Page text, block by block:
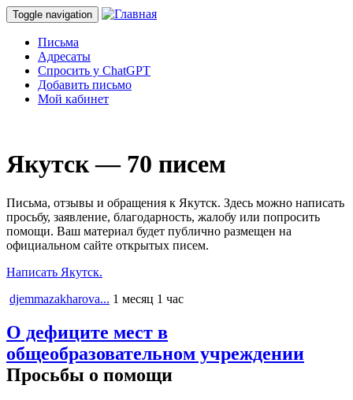
Toggle navigation
Письма
Адресаты
Спросить у ChatGPT
Добавить письмо
Мой кабинет
Якутск — 70 писем
Письма, отзывы и обращения к Якутск. Здесь можно написать
просьбу, заявление, благодарность, жалобу или попросить
помощи. Ваш материал будет публично размещен на
официальном сайте открытых писем.
Написать Якутск.
djemmazakharova... 1 месяц 1 час
О дефиците мест в
общеобразовательном учреждении
Просьбы о помощи